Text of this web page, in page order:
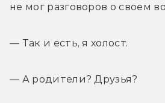
не мог разговоров о своем
— Так и есть, я холост.
— А родители? Друзья?